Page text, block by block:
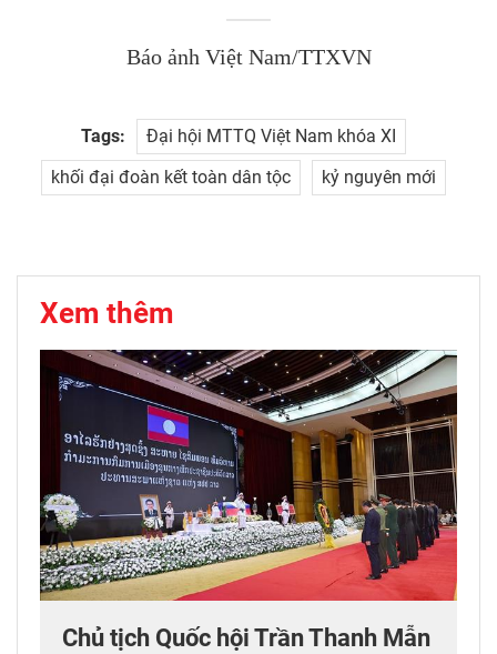
Báo ảnh Việt Nam/TTXVN
Tags:
Đại hội MTTQ Việt Nam khóa XI
khối đại đoàn kết toàn dân tộc
kỷ nguyên mới
Xem thêm
Chủ tịch Quốc hội Trần Thanh Mẫn